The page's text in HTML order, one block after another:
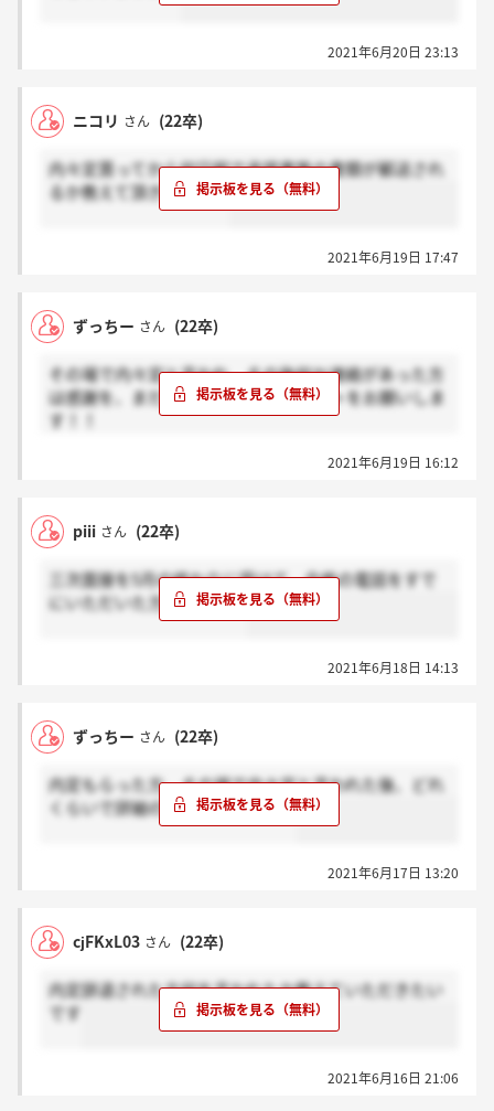
2021年6月20日 23:13
ニコリ さん (22卒)
内々定貰ってから何日程で承諾書等の書類が郵送され
るか教えて頂きたいです
2021年6月19日 17:47
ずっちー さん (22卒)
その場で内々定と言われ、その後何か連絡があった方
は感謝を、まだ何も連絡ない方はホントをお願いしま
す！！
2021年6月19日 16:12
piii さん (22卒)
三次面接を5月の終わりに受けて、合格の電話をすで
にいただいた方いますか？
2021年6月18日 14:13
ずっちー さん (22卒)
内定もらった方、その場で内々定と言われた後、どれ
くらいで詳細の連絡きましたか？
2021年6月17日 13:20
cjFKxL03 さん (22卒)
内定辞退された方何を言われたか教えていただきたい
です
2021年6月16日 21:06